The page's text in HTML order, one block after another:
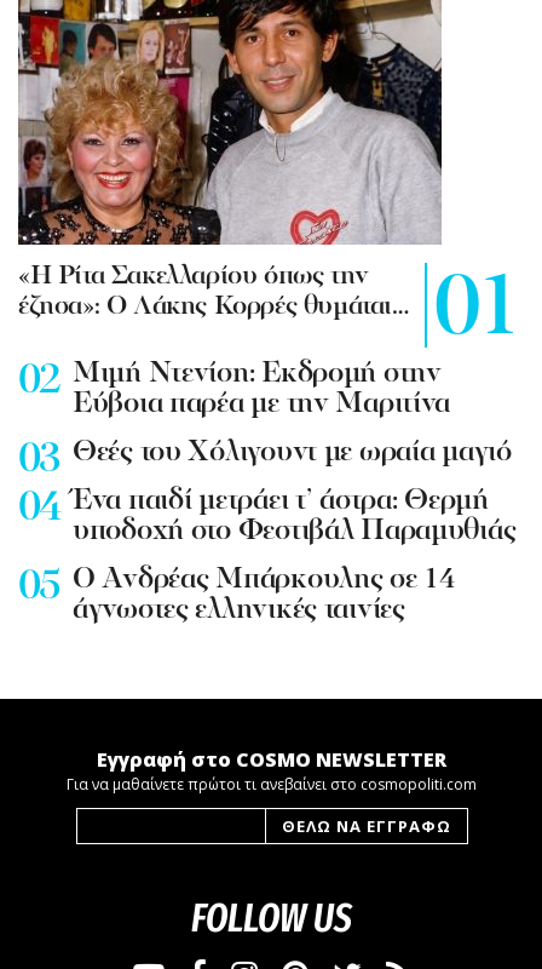
«Η Ρίτα Σακελλαρίου όπως την
έζησα»: Ο Λάκης Κορρές θυμάται…
Mιμή Ντενίση: Εκδρομή στην
Εύβοια παρέα με την Μαριτίνα
Θεές του Χόλιγουντ με ωραία μαγιό
Ένα παιδί μετράει τ’ άστρα: Θερμή
υποδοχή στο Φεστιβάλ Παραμυθιάς
Ο Ανδρέας Μπάρκουλης σε 14
άγνωστες ελληνικές ταινίες
Εγγραφή στο COSMO NEWSLETTER
Για να μαθαίνετε πρώτοι τι ανεβαίνει στο cosmopoliti.com
FOLLOW US